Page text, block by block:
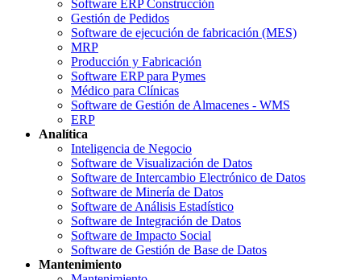
Software ERP Construcción
Gestión de Pedidos
Software de ejecución de fabricación (MES)
MRP
Producción y Fabricación
Software ERP para Pymes
Médico para Clínicas
Software de Gestión de Almacenes - WMS
ERP
Analítica
Inteligencia de Negocio
Software de Visualización de Datos
Software de Intercambio Electrónico de Datos
Software de Minería de Datos
Software de Análisis Estadístico
Software de Integración de Datos
Software de Impacto Social
Software de Gestión de Base de Datos
Mantenimiento